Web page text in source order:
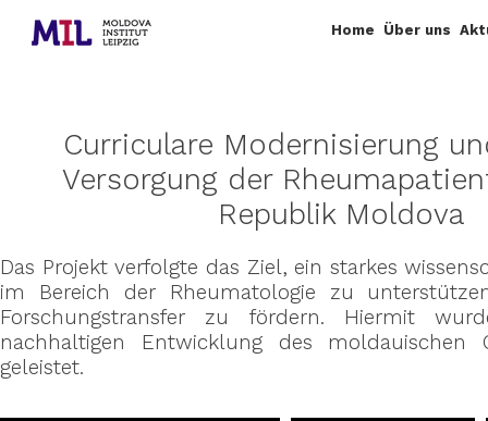
Home Über uns
Curriculare Modernisierung
Versorgung der
Republik Moldova
Das Projekt verfolgte das Ziel, ein starkes
im Bereich der Rheumatologie zu
Forschungstransfer zu fördern. Hiermit
nachhaltigen Entwicklung des moldauischen
geleistet.